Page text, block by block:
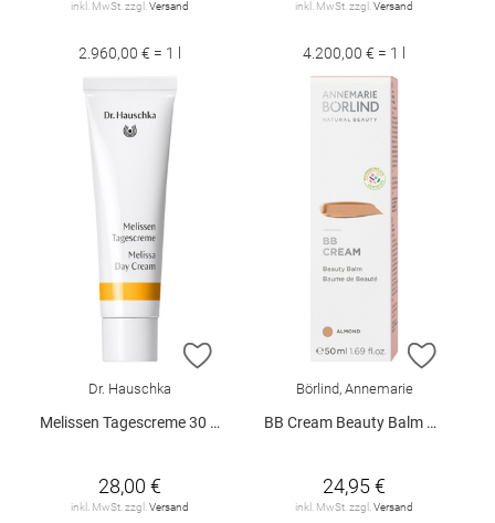
inkl. MwSt. zzgl. Versand
2.960,00 € = 1 l
inkl. MwSt. zzgl. Versand
4.200,00 € = 1 l
ZUR WUNSCHLISTE HINZUFÜGEN
Dr. Hauschka
Melissen Tagescreme 30 ml
28,00 €
inkl. MwSt. zzgl. Versand
ZUR
Börlind, Annemarie
BB Cream Beauty Balm Almond 50 ml
24,95 €
inkl. MwSt. zzgl. Versand